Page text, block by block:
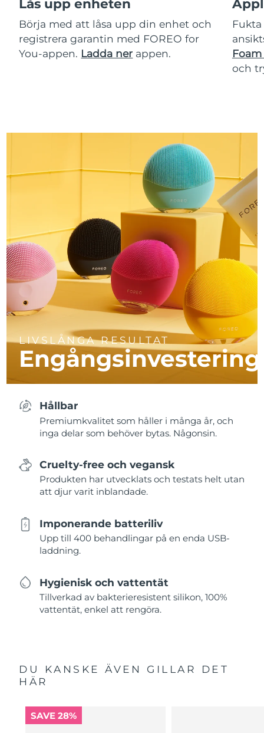
Lås upp enheten
Börja med att låsa upp din enhet och
registrera garantin med FOREO for
You-appen. Ladda ner appen.
Foam
och
LIVSLÅNGA RESULTAT
Engångsinvestering
Hållbar
Premiumkvalitet som håller i många år, och
inga delar som behöver bytas. Någonsin.
Cruelty-free och vegansk
Produkten har utvecklats och testats helt utan
att djur varit inblandade.
Imponerande batteriliv
Upp till 400 behandlingar på en enda USB-
laddning.
Hygienisk och vattentät
Tillverkad av bakterieresistent silikon, 100%
vattentät, enkel att rengöra.
DU KANSKE ÄVEN GILLAR DET
HÄR
SAVE 28%